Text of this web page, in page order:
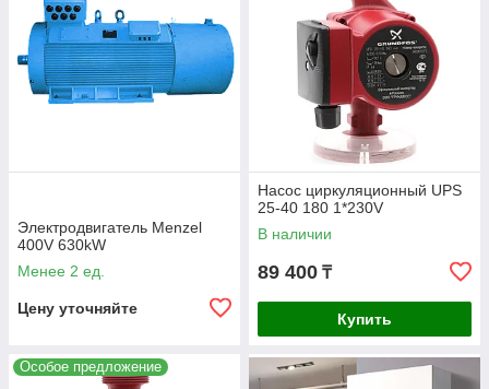
Электродвигатель Menzel
400V 630kW
Менее 2 ед.
Цену уточняйте
Насос циркуляционный UPS
25-40 180 1*230V
В наличии
89 400 ₸
Купить
Особое предложение